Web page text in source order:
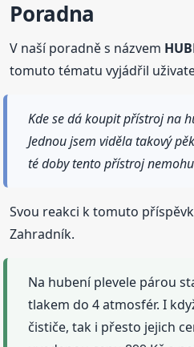
Poradna
V naší poradně s názvem
tomuto tématu vyjádřil
Kde se dá koupit přístroj na
Jednou jsem viděla takový
té doby tento přístroj
Svou reakci k tomuto
Zahradník.
Na hubení plevele párou
tlakem do 4 atmosfér. I
čističe, tak i přesto jejich